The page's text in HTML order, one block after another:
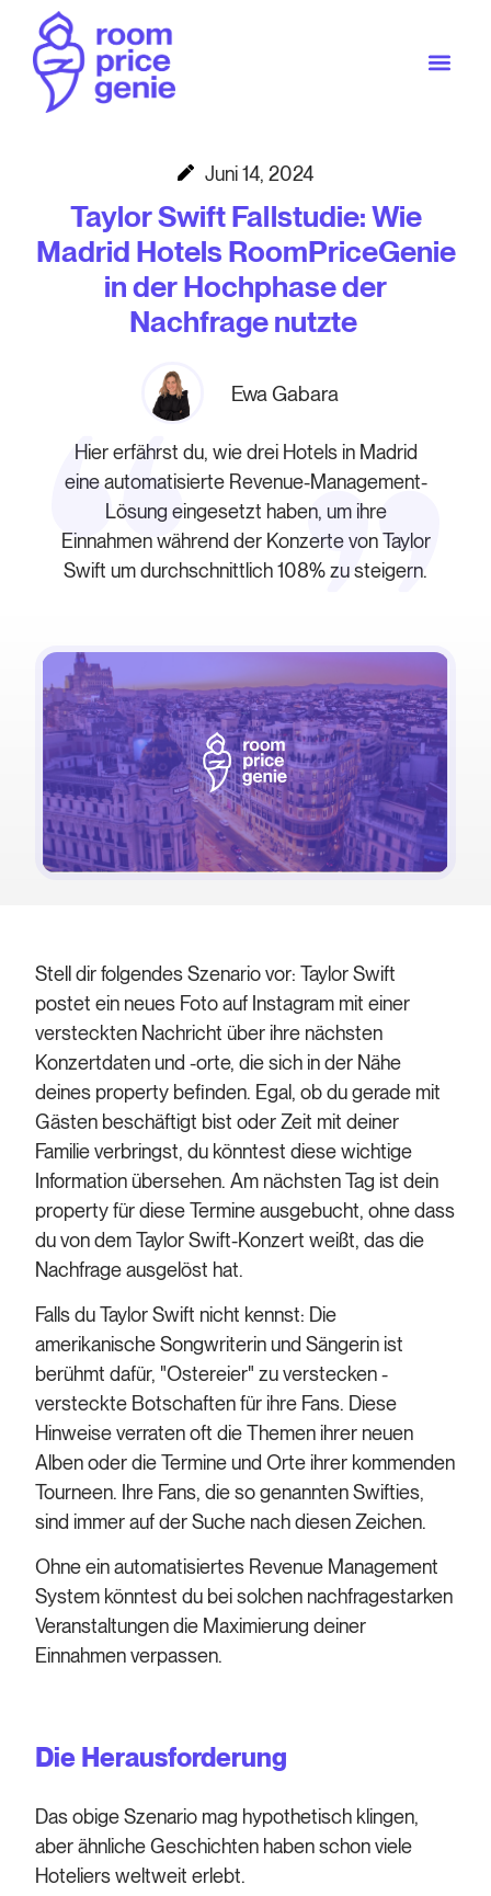
Juni 14, 2024
Taylor Swift Fallstudie: Wie
Madrid Hotels RoomPriceGenie
in der Hochphase der
Nachfrage nutzte
Ewa Gabara
Hier erfährst du, wie drei Hotels in Madrid
eine automatisierte Revenue-Management-
Lösung eingesetzt haben, um ihre
Einnahmen während der Konzerte von Taylor
Swift um durchschnittlich 108% zu steigern.
Stell dir folgendes Szenario vor: Taylor Swift
postet ein neues Foto auf Instagram mit einer
versteckten Nachricht über ihre nächsten
Konzertdaten und -orte, die sich in der Nähe
deines property befinden. Egal, ob du gerade mit
Gästen beschäftigt bist oder Zeit mit deiner
Familie verbringst, du könntest diese wichtige
Information übersehen. Am nächsten Tag ist dein
property für diese Termine ausgebucht, ohne dass
du von dem Taylor Swift-Konzert weißt, das die
Nachfrage ausgelöst hat.
Falls du Taylor Swift nicht kennst: Die
amerikanische Songwriterin und Sängerin ist
berühmt dafür, "Ostereier" zu verstecken -
versteckte Botschaften für ihre Fans. Diese
Hinweise verraten oft die Themen ihrer neuen
Alben oder die Termine und Orte ihrer kommenden
Tourneen. Ihre Fans, die so genannten Swifties,
sind immer auf der Suche nach diesen Zeichen.
Ohne ein automatisiertes Revenue Management
System könntest du bei solchen nachfragestarken
Veranstaltungen die Maximierung deiner
Einnahmen verpassen.
Die Herausforderung
Das obige Szenario mag hypothetisch klingen,
aber ähnliche Geschichten haben schon viele
Hoteliers weltweit erlebt.